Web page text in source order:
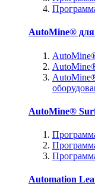
AutoMine® для
AutoMine®
Automation